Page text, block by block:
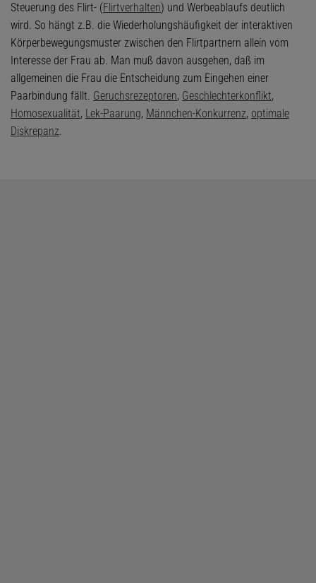
Steuerung des Flirt- (Flirtverhalten) und Werbeablaufs deutlich
wird. So hängt z.B. die Wiederholungshäufigkeit der interaktiven
Körperbewegungsmuster zwischen den Flirtpartnern allein vom
Interesse der Frau ab. Man muß davon ausgehen, daß im
allgemeinen die Frau die Entscheidung zum Eingehen einer
Paarbindung fällt. Geruchsrezeptoren, Geschlechterkonflikt,
Homosexualität, Lek-Paarung, Männchen-Konkurrenz, optimale
Diskrepanz.